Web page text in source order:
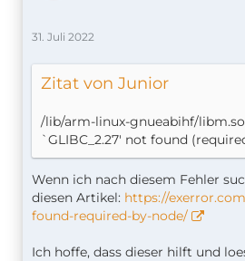
31. Juli 2022
Zitat von Junior
/lib/arm-linux-gnueabihf/
`GLIBC_2.27' not found
Wenn ich nach diesem Fehler
diesen Artikel: https://
found-required-by-node/
Ich hoffe, dass dieser hilft und